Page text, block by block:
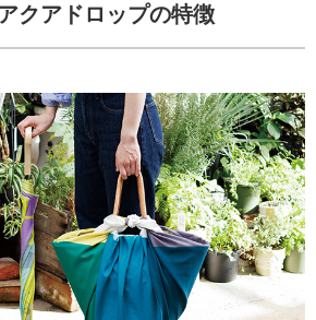
クアドロップの特徴